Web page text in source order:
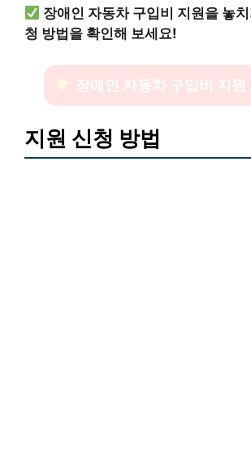
장애인 자동차 구입비 지원을 놓
청 방법을 확인해 보세요!
장애인 자동차 구입비 지원
지원 신청 방법